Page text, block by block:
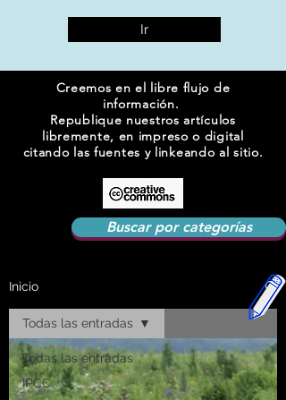
Ir
Creemos en el libre flujo de
información.
Republique nuestros artículos
libremente, en impreso o digital
citando las fuentes y linkeando al sitio.
Buscar por categorías
Inicio
Todas las entradas
IPCC
Todas las entradas